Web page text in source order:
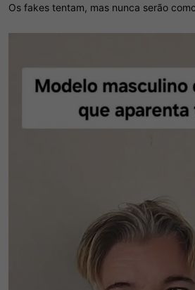
Os fakes tentam, mas nunca serão